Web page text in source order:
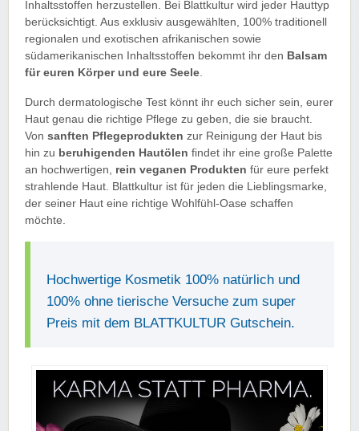
Inhaltsstoffen herzustellen. Bei Blattkultur wird jeder Hauttyp
berücksichtigt. Aus exklusiv ausgewählten, 100% traditionell
regionalen und exotischen afrikanischen sowie
südamerikanischen Inhaltsstoffen bekommt ihr den Balsam
für euren Körper und eure Seele.
Durch dermatologische Test könnt ihr euch sicher sein, eurer
Haut genau die richtige Pflege zu geben, die sie braucht.
Von sanften Pflegeprodukten zur Reinigung der Haut bis
hin zu beruhigenden Hautölen findet ihr eine große Palette
an hochwertigen, rein veganen Produkten für eure perfekt
strahlende Haut. Blattkultur ist für jeden die Lieblingsmarke,
der seiner Haut eine richtige Wohlfühl-Oase schaffen
möchte.
Hochwertige Kosmetik 100% natürlich und
100% ohne tierische Versuche zum super
Preis mit dem BLATTKULTUR Gutschein.